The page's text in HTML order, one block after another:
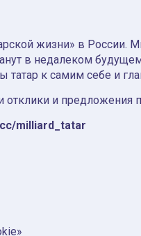
жизни» в России.
в недалеком
татар к самим себе и
и предложения
milliard_tatar